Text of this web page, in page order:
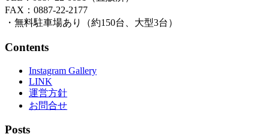
FAX：0887-22-2177
・無料駐車場あり（約150台、大型3台）
Contents
Instagram Gallery
LINK
運営方針
お問合せ
Posts